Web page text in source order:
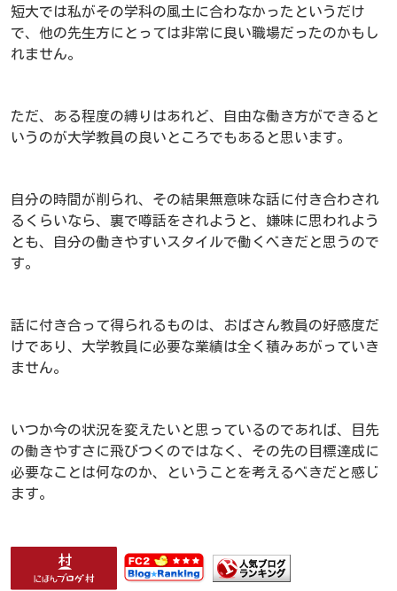
短大では私がその学科の風土に合わなかったというだけ
で、他の先生方にとっては非常に良い職場だったのかもし
れません。
ただ、ある程度の縛りはあれど、自由な働き方ができると
いうのが大学教員の良いところでもあると思います。
自分の時間が削られ、その結果無意味な話に付き合わされ
るくらいなら、裏で噂話をされようと、嫌味に思われよう
とも、自分の働きやすいスタイルで働くべきだと思うので
す。
話に付き合って得られるものは、おばさん教員の好感度だ
けであり、大学教員に必要な業績は全く積みあがっていき
ません。
いつか今の状況を変えたいと思っているのであれば、目先
の働きやすさに飛びつくのではなく、その先の目標達成に
必要なことは何なのか、ということを考えるべきだと感じ
ます。